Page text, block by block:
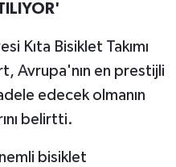
Kıta Bisiklet Takımı
Avrupa'nın en prestijli
edecek olmanın
belirtti.
bisiklet